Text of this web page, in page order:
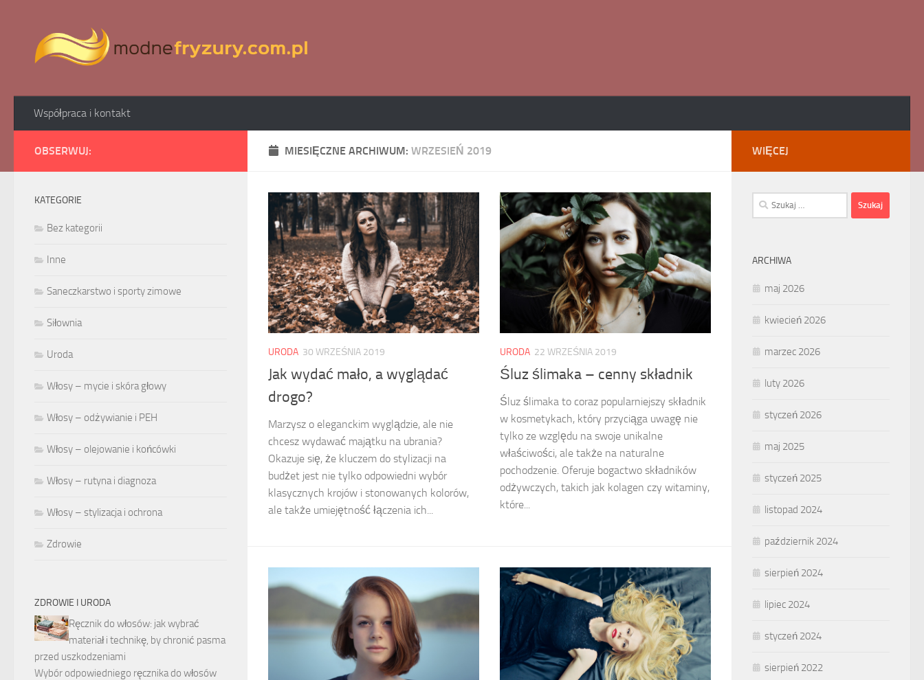
Współpraca i kontakt
MIESIĘCZNE ARCHIWUM: WRZESIEŃ 2019
URODA 30 WRZEŚNIA 2019
Jak wydać mało, a wyglądać
drogo?
Marzysz o eleganckim wyglądzie, ale nie
chcesz wydawać majątku na ubrania?
Okazuje się, że kluczem do stylizacji na
budżet jest nie tylko odpowiedni wybór
klasycznych krojów i stonowanych kolorów,
ale także umiejętność łączenia ich...
URODA 22 WRZEŚNIA 2019
Śluz ślimaka – cenny składnik
Śluz ślimaka to coraz popularniejszy składnik
w kosmetykach, który przyciąga uwagę nie
tylko ze względu na swoje unikalne
właściwości, ale także na naturalne
pochodzenie. Oferuje bogactwo składników
odżywczych, takich jak kolagen czy witaminy,
które...
OBSERWUJ:
KATEGORIE
Bez kategorii
Inne
Saneczkarstwo i sporty zimowe
Siłownia
Uroda
Włosy – mycie i skóra głowy
Włosy – odżywianie i PEH
Włosy – olejowanie i końcówki
Włosy – rutyna i diagnoza
Włosy – stylizacja i ochrona
Zdrowie
ZDROWIE I URODA
Ręcznik do włosów: jak wybrać
materiał i technikę, by chronić pasma
przed uszkodzeniami
Wybór odpowiedniego ręcznika do włosów
WIĘCEJ
Szukaj:
ARCHIWA
maj 2026
kwiecień 2026
marzec 2026
luty 2026
styczeń 2026
maj 2025
styczeń 2025
listopad 2024
październik 2024
sierpień 2024
lipiec 2024
styczeń 2024
sierpień 2022